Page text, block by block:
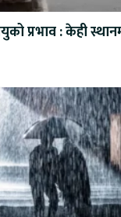
प्रभाव : केही